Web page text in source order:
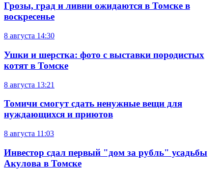
Грозы, град и ливни ожидаются в Томске в
воскресенье
8 августа 14:30
Ушки и шерстка: фото с выставки породистых
котят в Томске
8 августа 13:21
Томичи смогут сдать ненужные вещи для
нуждающихся и приютов
8 августа 11:03
Инвестор сдал первый "дом за рубль" усадьбы
Акулова в Томске